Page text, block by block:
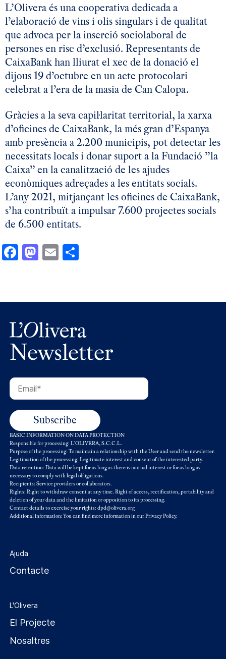
L’Olivera és una cooperativa dedicada a
l’elaboració de vins i olis singulars i de qualitat
que advoca per la inserció sociolaboral de
persones en risc d’exclusió. Representants de
CaixaBank han lliurat el xec de la donació el
dijous 19 d’octubre en un acte protocolari
celebrat a l’era de la masia de Can Calopa.
Gràcies a la seva capil·laritat territorial, la xarxa
d’oficines de CaixaBank, la més gran d’Espanya
amb presència a 2.200 municipis, pot detectar les
necessitats locals i donar suport a la Fundació ”la
Caixa” en la canalització de les ajudes
econòmiques adreçades a les entitats socials.
L’any 2021, mitjançant les oficines de CaixaBank,
s’ha contribuït a impulsar 7.600 projectes socials
de 6.500 entitats.
Facebook
Mastodon
Email
Newsletter
BASIC INFORMATION ON DATA PROTECTION
Responsible for processing: L'OLIVERA, S.C.C.L.
Purpose of the processing: To maintain a relationship with the User and send the newsletter.
Legitimation of the processing: Legitimate interest and consent of the interested party.
Data retention: Data will be kept for as long as there is mutual interest or for as long as
necessary to comply with legal obligations.
Recipients: Service providers or collaborators.
Rights: Right to withdraw consent at any time. Right of access, rectification, portability and
deletion of your data and the limitation or opposition to its processing.
Contact details to exercise your rights: dpd@olivera.org
Additional information: You can find more information in ourPrivacy Policy.
Ajuda
Contacte
L'Olivera
El Projecte
Nosaltres